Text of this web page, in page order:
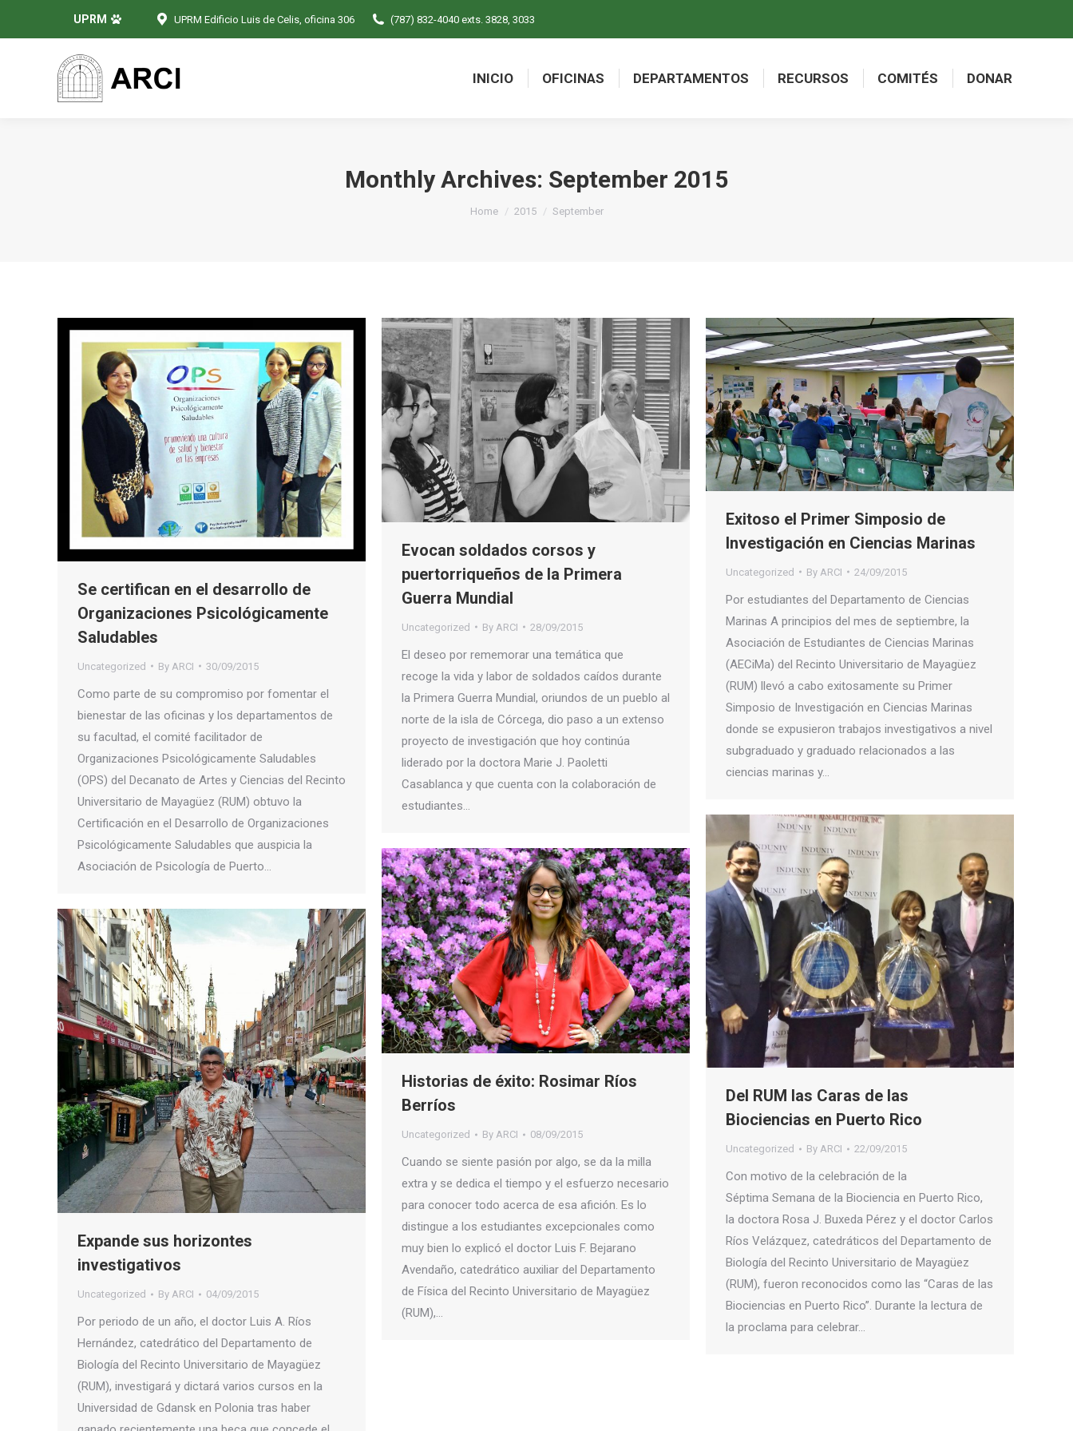
UPRM UPRM Edificio Luis de Celis, oficina 306 (787) 832-4040 exts. 3828, 3033
INICIO OFICINAS DEPARTAMENTOS RECURSOS COMITÉS DONAR
Monthly Archives: September 2015
You are here:
Home 2015 September
Se certifican en el desarrollo de
Organizaciones Psicológicamente
Saludables
Uncategorized By ARCI 30/09/2015
Como parte de su compromiso por fomentar el
bienestar de las oficinas y los departamentos de
su facultad, el comité facilitador de
Organizaciones Psicológicamente Saludables
(OPS) del Decanato de Artes y Ciencias del Recinto
Universitario de Mayagüez (RUM) obtuvo la
Certificación en el Desarrollo de Organizaciones
Psicológicamente Saludables que auspicia la
Asociación de Psicología de Puerto…
Evocan soldados corsos y
puertorriqueños de la Primera
Guerra Mundial
Uncategorized By ARCI 28/09/2015
El deseo por rememorar una temática que
recoge la vida y labor de soldados caídos durante
la Primera Guerra Mundial, oriundos de un pueblo al
norte de la isla de Córcega, dio paso a un extenso
proyecto de investigación que hoy continúa
liderado por la doctora Marie J. Paoletti
Casablanca y que cuenta con la colaboración de
estudiantes…
Exitoso el Primer Simposio de
Investigación en Ciencias Marinas
Uncategorized By ARCI 24/09/2015
Por estudiantes del Departamento de Ciencias
Marinas A principios del mes de septiembre, la
Asociación de Estudiantes de Ciencias Marinas
(AECiMa) del Recinto Universitario de Mayagüez
(RUM) llevó a cabo exitosamente su Primer
Simposio de Investigación en Ciencias Marinas
donde se expusieron trabajos investigativos a nivel
subgraduado y graduado relacionados a las
ciencias marinas y…
Del RUM las Caras de las
Biociencias en Puerto Rico
Uncategorized By ARCI 22/09/2015
Con motivo de la celebración de la
Séptima Semana de la Biociencia en Puerto Rico,
la doctora Rosa J. Buxeda Pérez y el doctor Carlos
Ríos Velázquez, catedráticos del Departamento de
Biología del Recinto Universitario de Mayagüez
(RUM), fueron reconocidos como las “Caras de las
Biociencias en Puerto Rico”. Durante la lectura de
la proclama para celebrar…
Historias de éxito: Rosimar Ríos
Berríos
Uncategorized By ARCI 08/09/2015
Cuando se siente pasión por algo, se da la milla
extra y se dedica el tiempo y el esfuerzo necesario
para conocer todo acerca de esa afición. Es lo
distingue a los estudiantes excepcionales como
muy bien lo explicó el doctor Luis F. Bejarano
Avendaño, catedrático auxiliar del Departamento
de Física del Recinto Universitario de Mayagüez
(RUM),…
Expande sus horizontes
investigativos
Uncategorized By ARCI 04/09/2015
Por periodo de un año, el doctor Luis A. Ríos
Hernández, catedrático del Departamento de
Biología del Recinto Universitario de Mayagüez
(RUM), investigará y dictará varios cursos en la
Universidad de Gdansk en Polonia tras haber
INICIO